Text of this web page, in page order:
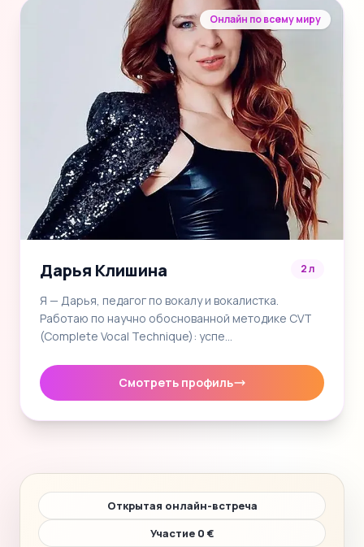
Онлайн по всему миру
Дарья Клишина 2 л
Я — Дарья, педагог по вокалу и вокалистка.
Работаю по научно обоснованной методике CVT
(Complete Vocal Technique): успе…
Смотреть профиль
Открытая онлайн-встреча
Участие 0 €